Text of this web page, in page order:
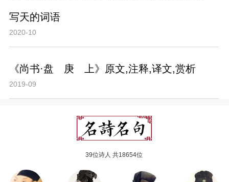
写天的词语
2020-10
《尚书·盘 庚 上》原文,注释,译文,赏析
2019-09
39位诗人 共18654位